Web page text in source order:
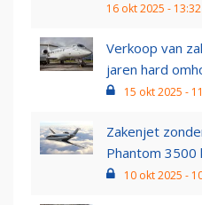
16 okt 2025 - 13:32
Verkoop van
jaren hard
15 okt 2025 -
Zakenjet
Phantom 3500
10 okt 2025 -